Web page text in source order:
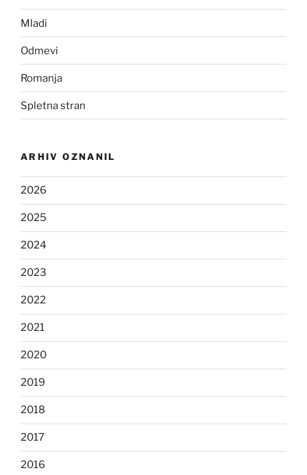
Mladi
Odmevi
Romanja
Spletna stran
ARHIV OZNANIL
2026
2025
2024
2023
2022
2021
2020
2019
2018
2017
2016